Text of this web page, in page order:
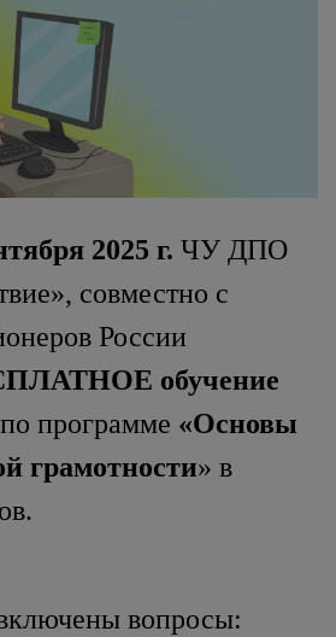
2025 г. ЧУ ДПО
совместно с
России
обучение
по программе «Основы
грамотности» в
вопросы: